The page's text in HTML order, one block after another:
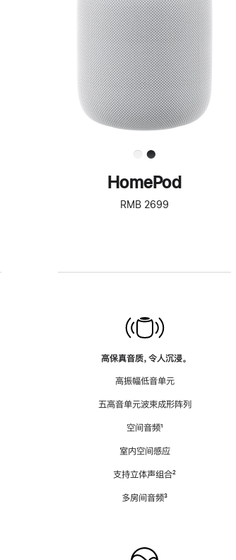
了
解
HomePod<
HomePod
RMB 2699
高保真音质，令人沉浸。
高振幅低音单元
五高音单元波束成形阵列
空间音频脚
¹
室内空间感应
支持立体声组合脚
²
多房间音频脚
³